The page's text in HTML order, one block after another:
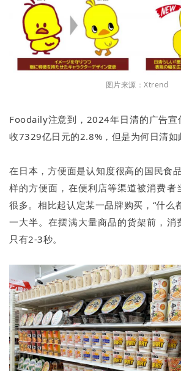
图片来源：Xtrend
Foodaily注意到，2024年日清的广告宣
收7329亿日元的2.8%，但是为何日清如
在日本，方便面是认知度很高的国民食
样的方便面，在便利店等渠道被消费者
很多。相比起认定某一品牌购买，“什么
一大半。在摆满大量商品的货架前，消
只有2-3秒。